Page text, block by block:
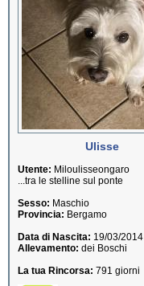
Ulisse
Utente: Miloulisseongaro
...tra le stelline sul ponte
Sesso: Maschio
Provincia: Bergamo
Data di Nascita: 19/03/2014
Allevamento: dei Boschi
La tua Rincorsa: 791 giorni